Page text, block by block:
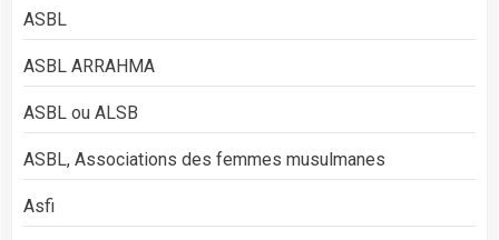
ASBL
ASBL ARRAHMA
ASBL ou ALSB
ASBL, Associations des femmes musulmanes
Asfi